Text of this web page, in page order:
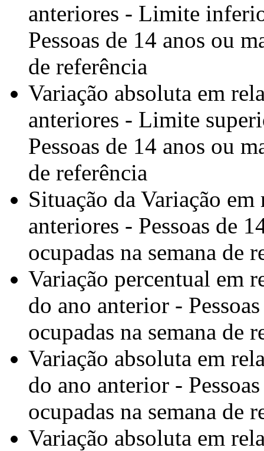
anteriores - Limite
Pessoas de 14 anos ou
de referência
Variação absoluta em
anteriores - Limite
Pessoas de 14 anos ou
de referência
Situação da Variação
anteriores - Pessoas de
ocupadas na semana de
Variação percentual em
do ano anterior -
ocupadas na semana de
Variação absoluta em
do ano anterior -
ocupadas na semana de
Variação absoluta em